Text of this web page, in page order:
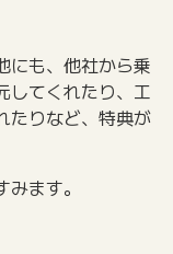
にも、他社から乗
してくれたり、工
たりなど、特典が
ます。